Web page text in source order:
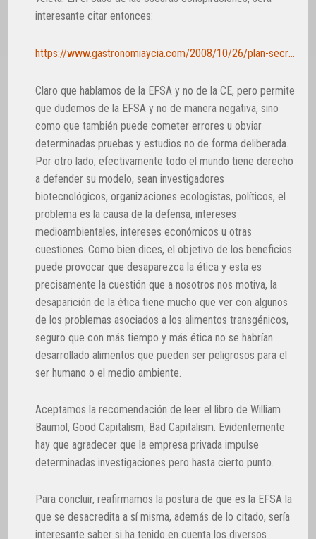
interesante citar entonces:
https://www.gastronomiaycia.com/2008/10/26/plan-secreto-europeo-para-potenciar-el-cultivo-de-transgenicos/
Claro que hablamos de la EFSA y no de la CE, pero permite
que dudemos de la EFSA y no de manera negativa, sino
como que también puede cometer errores u obviar
determinadas pruebas y estudios no de forma deliberada.
Por otro lado, efectivamente todo el mundo tiene derecho
a defender su modelo, sean investigadores
biotecnológicos, organizaciones ecologistas, políticos, el
problema es la causa de la defensa, intereses
medioambientales, intereses económicos u otras
cuestiones. Como bien dices, el objetivo de los beneficios
puede provocar que desaparezca la ética y esta es
precisamente la cuestión que a nosotros nos motiva, la
desaparición de la ética tiene mucho que ver con algunos
de los problemas asociados a los alimentos transgénicos,
seguro que con más tiempo y más ética no se habrían
desarrollado alimentos que pueden ser peligrosos para el
ser humano o el medio ambiente.
Aceptamos la recomendación de leer el libro de William
Baumol, Good Capitalism, Bad Capitalism. Evidentemente
hay que agradecer que la empresa privada impulse
determinadas investigaciones pero hasta cierto punto.
Para concluir, reafirmamos la postura de que es la EFSA la
que se desacredita a sí misma, además de lo citado, sería
interesante saber si ha tenido en cuenta los diversos